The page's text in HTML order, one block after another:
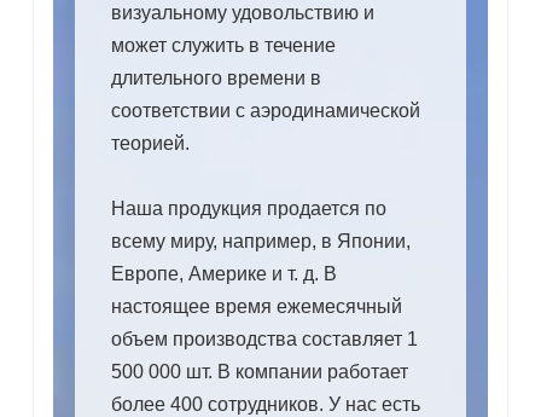
визуальному удовольствию и
может служить в течение
длительного времени в
соответствии с аэродинамической
теорией.
Наша продукция продается по
всему миру, например, в Японии,
Европе, Америке и т. д. В
настоящее время ежемесячный
объем производства составляет 1
500 000 шт. В компании работает
более 400 сотрудников. У нас есть